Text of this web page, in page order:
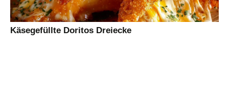
Käsegefüllte Doritos Dreiecke